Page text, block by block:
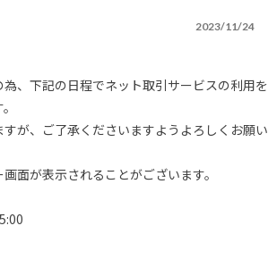
2023/11/24
、下記の日程でネット取引サービスの利用を
が、ご了承くださいますようよろしくお願い
面が表示されることがございます。